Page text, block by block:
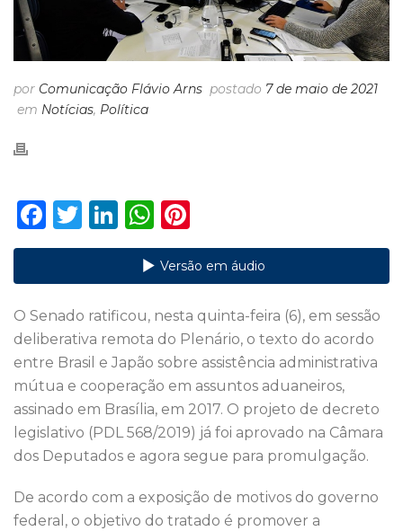
por Comunicação Flávio Arns postado 7 de maio de 2021
em Notícias, Política
F
a
b
o
o
k
T
w
te
r
Li
n
dI
n
W
h
a
A
p
p
n
te
st
Versão em áudio
O Senado ratificou, nesta quinta-feira (6), em sessão
deliberativa remota do Plenário, o texto do acordo
entre Brasil e Japão sobre assistência administrativa
mútua e cooperação em assuntos aduaneiros,
assinado em Brasília, em 2017. O projeto de decreto
legislativo (PDL 568/2019) já foi aprovado na Câmara
dos Deputados e agora segue para promulgação.
De acordo com a exposição de motivos do governo
federal, o objetivo do tratado é promover a